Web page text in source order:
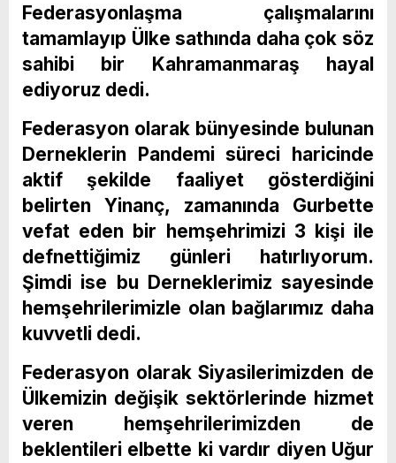
Federasyonlaşma çalışmalarını
tamamlayıp Ülke sathında daha çok söz
sahibi bir Kahramanmaraş hayal
ediyoruz dedi.
Federasyon olarak bünyesinde bulunan
Derneklerin Pandemi süreci haricinde
aktif şekilde faaliyet gösterdiğini
belirten Yinanç, zamanında Gurbette
vefat eden bir hemşehrimizi 3 kişi ile
defnettiğimiz günleri hatırlıyorum.
Şimdi ise bu Derneklerimiz sayesinde
hemşehrilerimizle olan bağlarımız daha
kuvvetli dedi.
Federasyon olarak Siyasilerimizden de
Ülkemizin değişik sektörlerinde hizmet
veren hemşehrilerimizden de
beklentileri elbette ki vardır diyen Uğur